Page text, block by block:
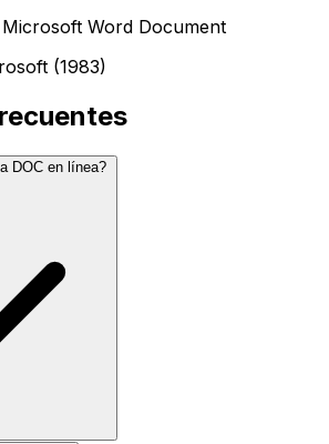
Word Document
(1983)
DOC en línea?